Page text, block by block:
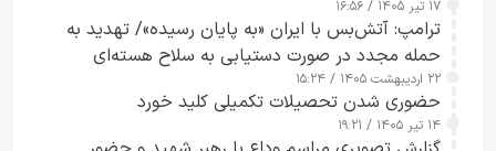
۱۷ تیر ۱۴۰۵ / ۱۶:۵۶
ترامپ: آتش‌بس با ایران «به پایان رسیده»/ تهدید به
حمله مجدد در صورت دستیابی به سلاح هسته‌ای
۲۲ اردیبهشت ۱۴۰۵ / ۱۵:۲۴
حضوری شدن تحصیلات تکمیلی کلید خورد
۱۴ تیر ۱۴۰۵ / ۱۹:۲۱